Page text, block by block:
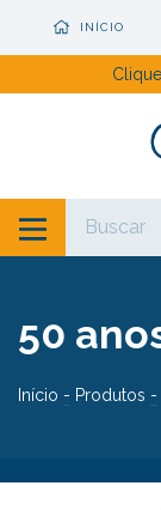
INÍCIO
50
Início - Produtos -